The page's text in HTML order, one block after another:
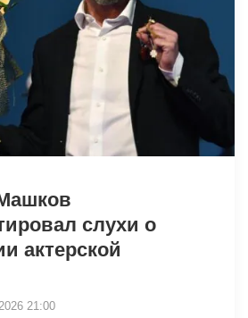
слухи о
актерской
21:00